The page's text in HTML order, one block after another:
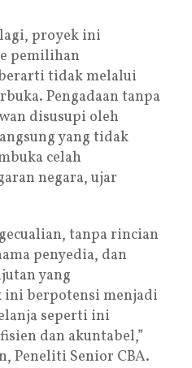
proyek ini
pemilihan
tidak melalui
Pengadaan tanpa
disusupi oleh
yang tidak
celah
negara, ujar
tanpa rincian
penyedia, dan
yang
berpotensi menjadi
seperti ini
dan akuntabel,”
Peneliti Senior CBA.